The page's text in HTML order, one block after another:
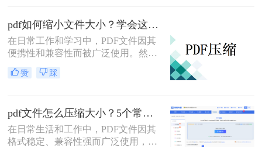
因PDF体积问题导致工作延误，但
90%的压缩方案却陷入“牺牲质
量”或“操作繁琐”的陷阱。
pdf如何缩小文件大小？学会这4个方法就够了！
在日常工作和学习中，PDF文件因其
便携性和兼容性而被广泛使用。然
而，随着文件内容的增加，PDF文件
的大小往往会变得庞大，这不仅影响
小呢？本文将介绍四种简单实用的方
法，帮助您在保持文件质量的同时减
小PDF文件的大小。
赞 踩
pdf文件怎么压缩大小？5个常用有效方法全解析！
在日常生活和工作中，PDF文件因其
格式稳定、兼容性强而广泛使用，但